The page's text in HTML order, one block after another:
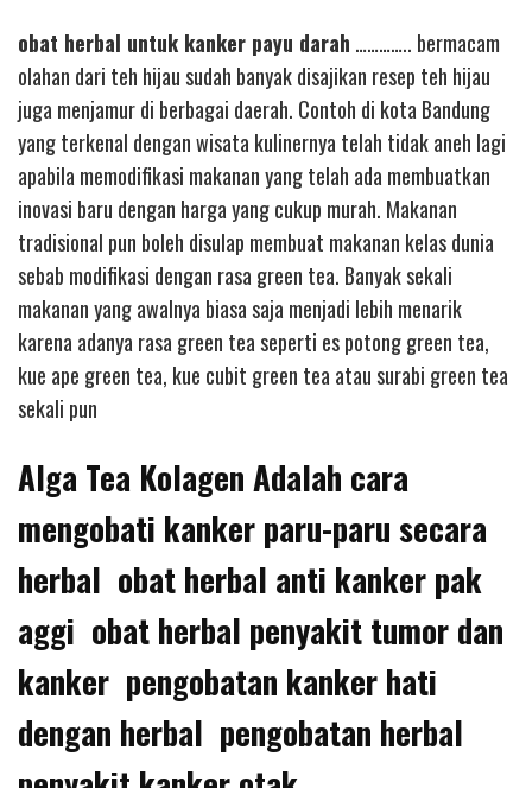
obat herbal untuk kanker payu darah ………….. bermacam
olahan dari teh hijau sudah banyak disajikan resep teh hijau
juga menjamur di berbagai daerah. Contoh di kota Bandung
yang terkenal dengan wisata kulinernya telah tidak aneh lagi
apabila memodifikasi makanan yang telah ada membuatkan
inovasi baru dengan harga yang cukup murah. Makanan
tradisional pun boleh disulap membuat makanan kelas dunia
sebab modifikasi dengan rasa green tea. Banyak sekali
makanan yang awalnya biasa saja menjadi lebih menarik
karena adanya rasa green tea seperti es potong green tea,
kue ape green tea, kue cubit green tea atau surabi green tea
sekali pun
Alga Tea Kolagen Adalah cara
mengobati kanker paru-paru secara
herbal obat herbal anti kanker pak
aggi obat herbal penyakit tumor dan
kanker pengobatan kanker hati
dengan herbal pengobatan herbal